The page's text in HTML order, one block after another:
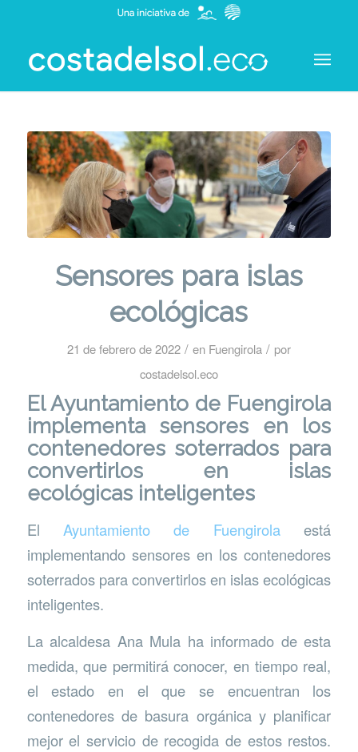
Sensores para islas
ecológicas
21 de febrero de 2022 / en Fuengirola / por
costadelsol.eco
El Ayuntamiento de Fuengirola
implementa sensores en los
contenedores soterrados para
convertirlos en islas
ecológicas inteligentes
ElAyuntamiento de Fuengirolaestá
implementando sensores en los contenedores
soterrados para convertirlos en islas ecológicas
inteligentes.
La alcaldesa Ana Mula ha informado de esta
medida, que permitirá conocer, en tiempo real,
el estado en el que se encuentran los
contenedores de basura orgánica y planificar
mejor el servicio de recogida de estos restos.